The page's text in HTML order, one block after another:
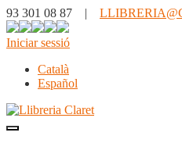
93 301 08 87 |
Iniciar sessió
Català
Español